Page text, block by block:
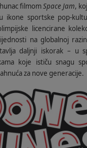
filmomSpace Jam,
ikone sportske pop-
licencirane
na globalnoj
daljnji iskorak – u
koje ističu snagu
za nove generacije.